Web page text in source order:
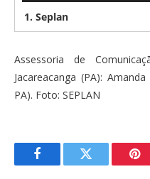
1. Seplan
Assessoria de
Jacareacanga (PA):
PA). Foto: SEPLAN
FacebookTwitter